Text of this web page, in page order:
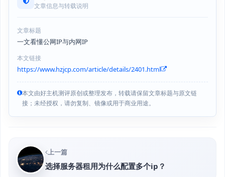
文章信息与转载说明
文章标题
一文看懂公网IP与内网IP
本文链接
https://www.hzjcp.com/article/details/2401.html
本文由好主机测评原创或整理发布，转载请保留文章标题与原文链
接；未经授权，请勿复制、镜像或用于商业用途。
上一篇
选择服务器租用为什么配置多个ip？